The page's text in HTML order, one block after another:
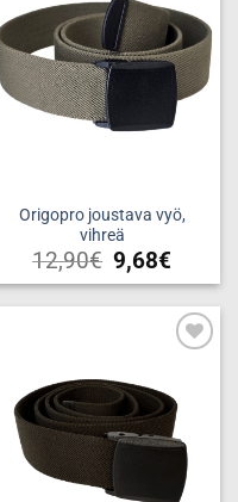
muunnelma.
Voit
tehdä
valinnat
tuotteen
sivulla.
wishlist
Origopro joustava vyö,
vihreä
12,90€ 9,68€